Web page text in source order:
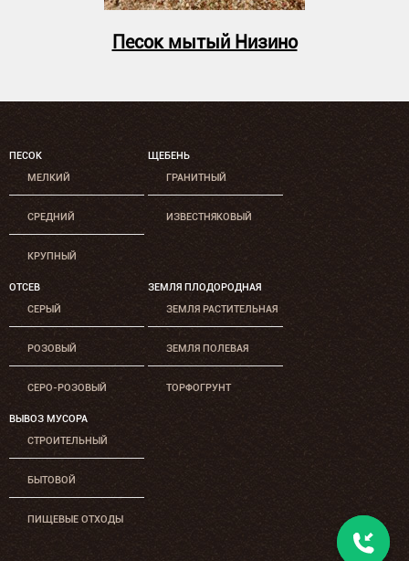
Песок мытый Низино
ПЕСОК
МЕЛКИЙ
СРЕДНИЙ
КРУПНЫЙ
ЩЕБЕНЬ
ГРАНИТНЫЙ
ИЗВЕСТНЯКОВЫЙ
ОТСЕВ
СЕРЫЙ
РОЗОВЫЙ
СЕРО-РОЗОВЫЙ
ЗЕМЛЯ ПЛОДОРОДНАЯ
ЗЕМЛЯ РАСТИТЕЛЬНАЯ
ЗЕМЛЯ ПОЛЕВАЯ
ТОРФОГРУНТ
ВЫВОЗ МУСОРА
СТРОИТЕЛЬНЫЙ
БЫТОВОЙ
ПИЩЕВЫЕ ОТХОДЫ